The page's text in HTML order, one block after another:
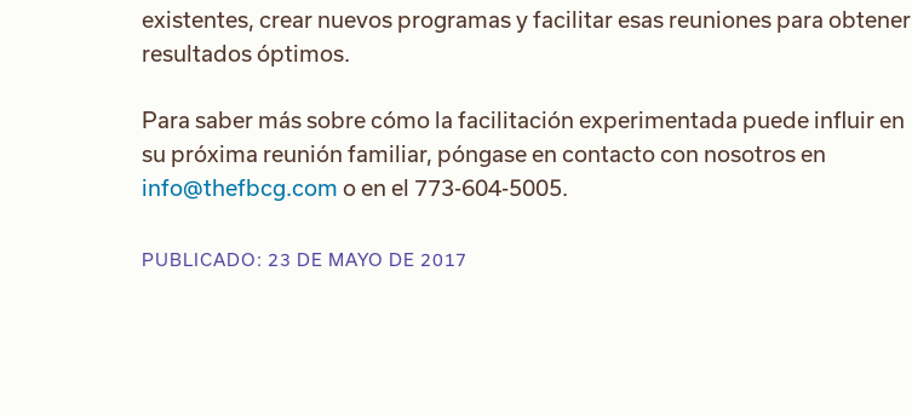
existentes, crear nuevos programas y facilitar esas reuniones para obtener
resultados óptimos.
Para saber más sobre cómo la facilitación experimentada puede influir en
su próxima reunión familiar, póngase en contacto con nosotros en
info@thefbcg.com o en el 773-604-5005.
PUBLICADO: 23 DE MAYO DE 2017